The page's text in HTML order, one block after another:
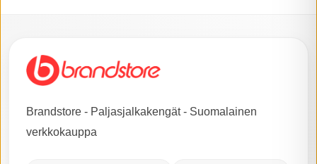
Brandstore - Paljasjalkakengät - Suomalainen
verkkokauppa